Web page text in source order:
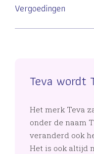
Vergoedingen
Teva wordt
Het merk Teva
onder de naam
veranderd ook
Het is ook altijd